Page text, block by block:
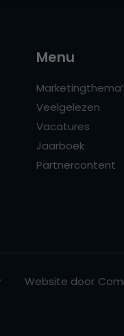
Menu
Veelgelezen
Vacatures
Jaarboek
Partnercontent
Website door